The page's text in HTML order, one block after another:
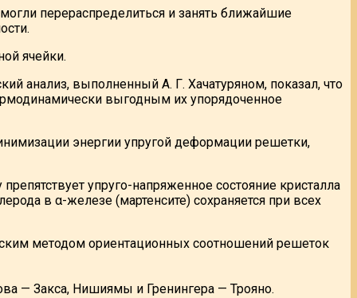
перераспределиться и занять ближайшие
ячейки.
анализ, выполненный А. Г. Хачатуряном, показал, что
выгодным их упорядоченное
энергии упругой деформации решетки,
упруго-напряженное состояние кристалла
в α-железе (мартенсите) сохраняется при всех
методом ориентационных соотношений решеток
— Закса, Нишиямы и Гренингера — Трояно.